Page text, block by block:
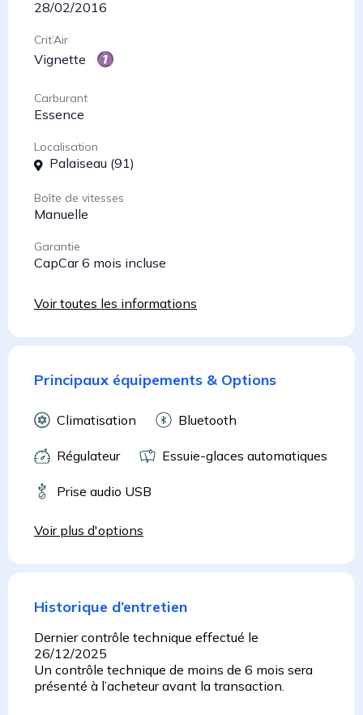
28/02/2016
Crit’Air
Vignette
Carburant
Essence
Localisation
Palaiseau (91)
Boîte de vitesses
Manuelle
Garantie
CapCar 6 mois incluse
Voir toutes les informations
Principaux équipements & Options
Climatisation Bluetooth
Régulateur Essuie-glaces automatiques
Prise audio USB
Voir plus d'options
Historique d’entretien
Dernier contrôle technique effectué le
26/12/2025
Un contrôle technique de moins de 6 mois sera
présenté à l’acheteur avant la transaction.